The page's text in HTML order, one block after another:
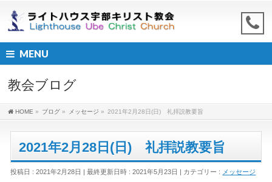
MENU
教会ブログ
HOME » ブログ » メッセージ » 2021年2月28日(日) 礼拝説教要旨
2021年2月28日(日) 礼拝説教要旨
投稿日 : 2021年2月28日 最終更新日時 : 2021年5月23日 カテゴリー : メッセージ